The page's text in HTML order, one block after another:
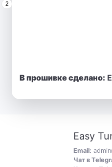
В прошивке сделано:
2
Easy
Email:
Чат в